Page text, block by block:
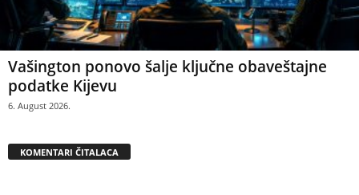
Vašington ponovo šalje ključne obaveštajne
podatke Kijevu
6. August 2026.
KOMENTARI ČITALACA